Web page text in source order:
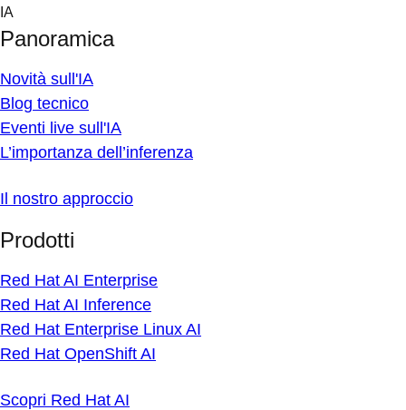
Skip
content
IA
Panoramica
Novità sull'IA
Blog tecnico
Eventi live sull'IA
L’importanza dell’inferenza
Il nostro approccio
Prodotti
Red Hat AI Enterprise
Red Hat AI Inference
Red Hat Enterprise Linux AI
Red Hat OpenShift AI
Scopri Red Hat AI